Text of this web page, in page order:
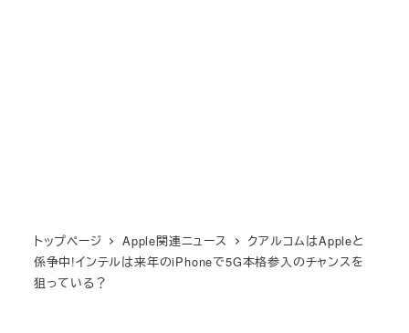
トップページ Apple関連ニュース
クアルコムはAppleと
係争中!インテルは来年のiPhoneで5G本格参入のチャンスを
狙っている？